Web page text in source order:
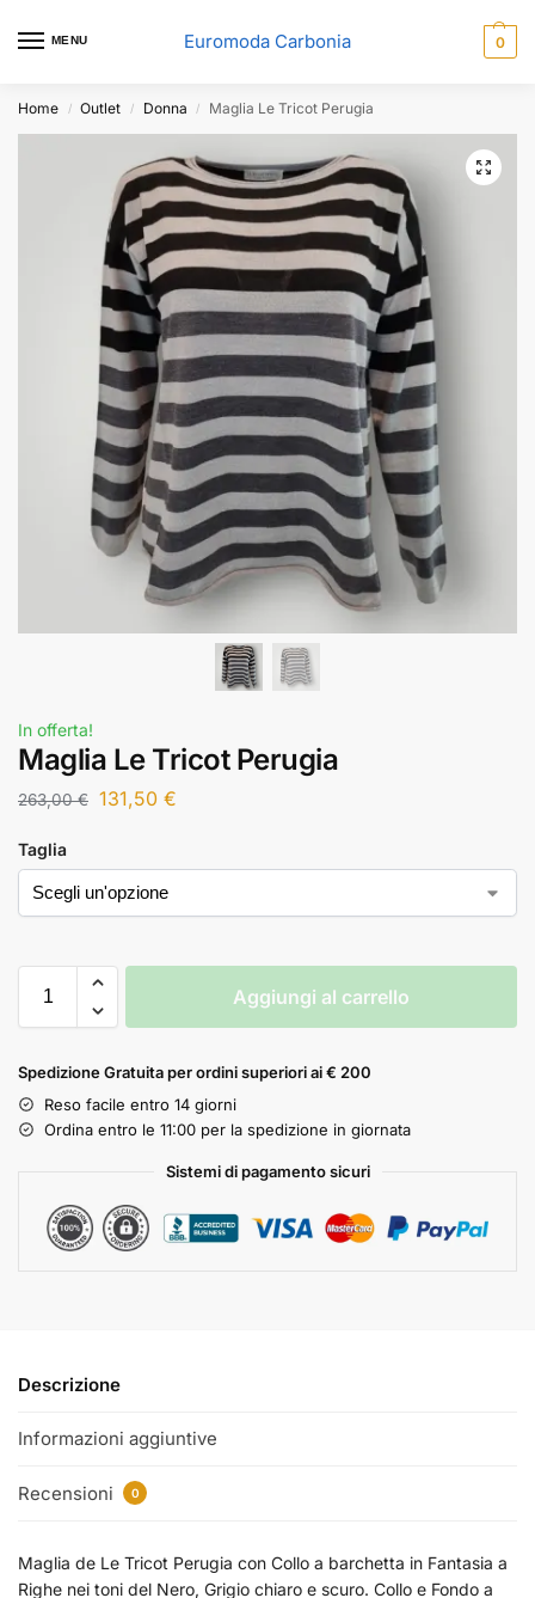
MENU Euromoda Carbonia 0
Home / Outlet / Donna / Maglia Le Tricot Perugia
In offerta!
Maglia Le Tricot Perugia
263,00€ 131,50 €
Taglia
Aggiungi al carrello
Spedizione Gratuita per ordini superiori ai € 200
Reso facile entro 14 giorni
Ordina entro le 11:00 per la spedizione in giornata
Sistemi di pagamento sicuri
Descrizione
Informazioni aggiuntive
Recensioni 0
Maglia de Le Tricot Perugia con Collo a barchetta in Fantasia a
Righe nei toni del Nero, Grigio chiaro e scuro. Collo e Fondo a